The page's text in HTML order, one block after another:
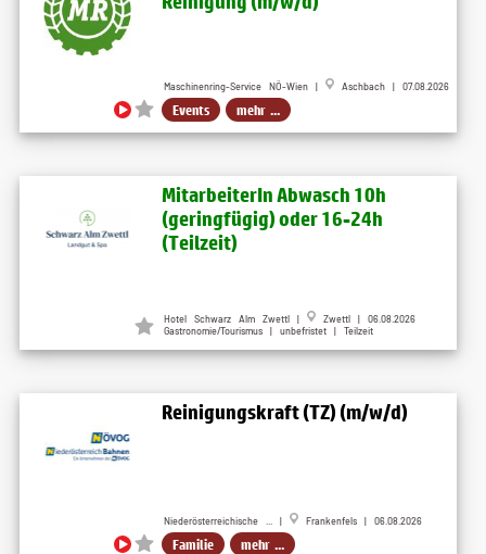
Maschinenring-Service NÖ-Wien | Aschbach | 07.08.2026
Events mehr ...
MitarbeiterIn Abwasch 10h
(geringfügig) oder 16-24h
(Teilzeit)
Hotel Schwarz Alm Zwettl |
Zwettl | 06.08.2026
Gastronomie/Tourismus | unbefristet | Teilzeit
Reinigungskraft (TZ) (m/w/d)
Niederösterreichische ... | Frankenfels | 06.08.2026
Familie mehr ...